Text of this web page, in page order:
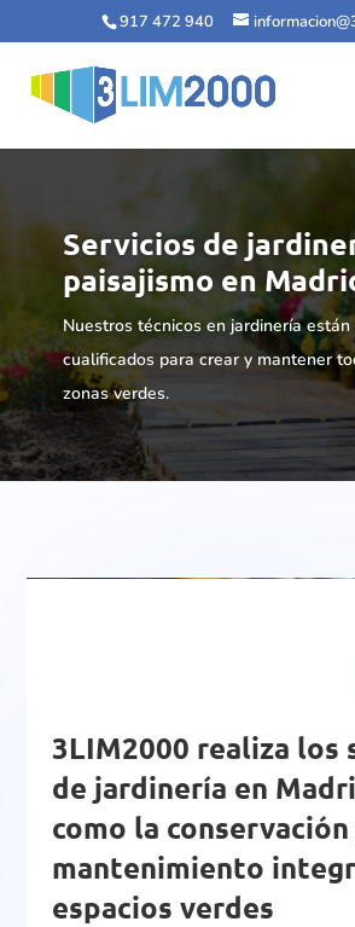
917 472 940
Servicios de
paisajismo en
Nuestros técnicos en jardinería
cualificados para crear y mantener
zonas verdes.
3LIM2000 realiza los
de jardinería en
como la conservación
mantenimiento
espacios verdes